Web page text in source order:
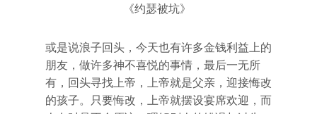
《约瑟被坑》
或是说浪子回头，今天也有许多金钱利益上的
朋友，做许多神不喜悦的事情，最后一无所
有，回头寻找上帝，上帝就是父亲，迎接悔改
的孩子。只要悔改，上帝就摆设宴席欢迎，而